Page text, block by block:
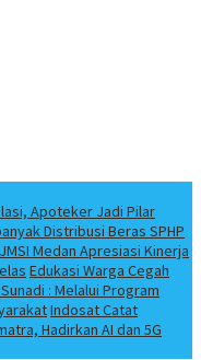
Apoteker Jadi Pilar
Distribusi Beras SPHP
JMSI Medan Apresiasi Kinerja
Edukasi Warga Cegah
: Melalui Program
Indosat Catat
Hadirkan AI dan 5G